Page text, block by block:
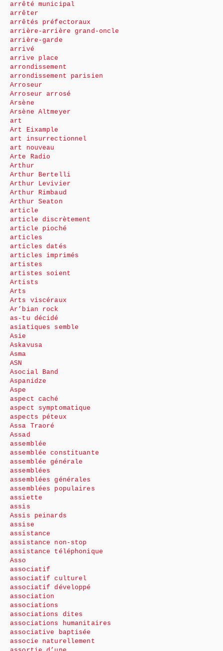
arrêté municipal
arrêter
arrêtés préfectoraux
arrière-arrière grand-oncle
arrière-garde
arrivé
arrive place
arrondissement
arrondissement parisien
Arroseur
Arroseur arrosé
Arsène
Arsène Altmeyer
art
Art Eixample
art insurrectionnel
art nouveau
Arte Radio
Arthur
Arthur Bertelli
Arthur Levivier
Arthur Rimbaud
Arthur Seaton
article
article discrètement
article pioché
articles
articles datés
articles imprimés
artistes
artistes soient
Artists
Arts
Arts viscéraux
Ar’bian rock
as-tu décidé
asiatiques semble
Asie
Askavusa
Asma
ASN
Asocial Band
Aspanidze
Aspe
aspect caché
aspect symptomatique
aspects péteux
Assa Traoré
Assad
assemblée
assemblée constituante
assemblée générale
assemblées
assemblées générales
assemblées populaires
assiette
assis
Assis peinards
assise
assistance
assistance non-stop
assistance téléphonique
Asso
associatif
associatif culturel
associatif développé
association
associations
associations dites
associations humanitaires
associative baptisée
associe naturellement